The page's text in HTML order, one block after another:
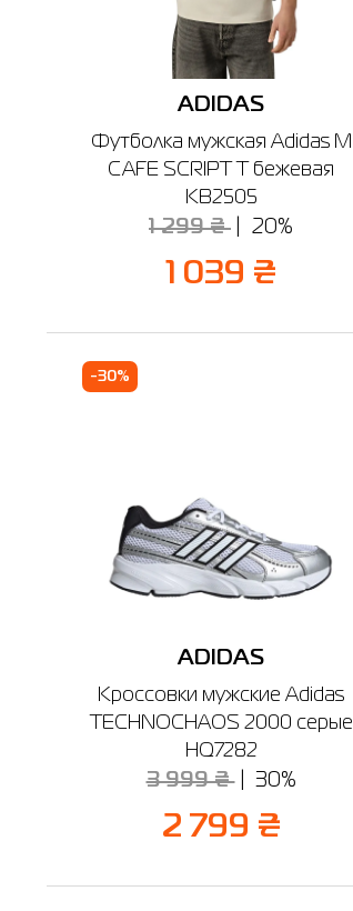
ADIDAS
Футболка мужская Adidas M
CAFE SCRIPT T бежевая
KB2505
1 299 ₴ 20%
1 039 ₴
-30%
ADIDAS
Кроссовки мужские Adidas
TECHNOCHAOS 2000 серые
HQ7282
3 999 ₴ 30%
2 799 ₴